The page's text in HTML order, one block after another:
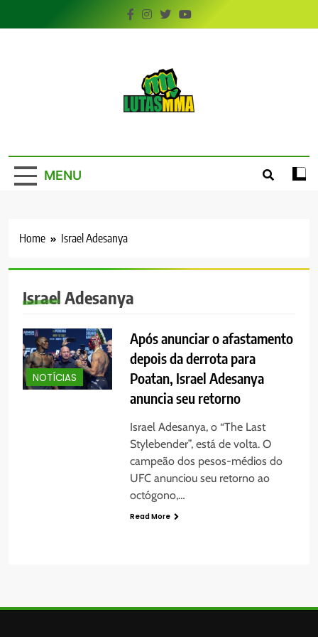
to
MENU
Home Israel Adesanya
Israel Adesanya
NOTÍCIAS
Após anunciar o afastamento
depois da derrota para
Poatan, Israel Adesanya
anuncia seu retorno
Israel Adesanya, o “The Last
Stylebender”, está de volta. O
campeão dos pesos-médios do
UFC anunciou seu retorno ao
octógono,…
Read More